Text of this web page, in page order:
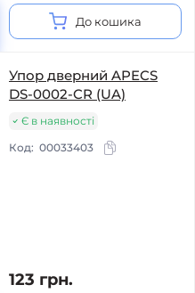
До кошика
Упор дверний APECS
DS-0002-CR (UA)
Є в наявності
Код: 00033403
123 грн.